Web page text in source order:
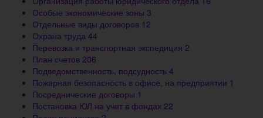
Особые экономические зоны 3
Отдельные виды договоров 12
Охрана труда 44
Перевозка и транспортная экспедиция 2
План счетов 206
Подведомственность, подсудность 4
Пожарная безопасность в офисе, на предприятии 1
Посреднические договоры 1
Постановка ЮЛ на учет в фондах 22